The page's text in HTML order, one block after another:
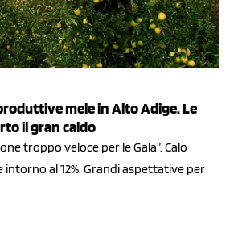
mele in Alto Adige. Le
il gran caldo
troppo veloce per le Gala”. Calo
al 12%. Grandi aspettative per